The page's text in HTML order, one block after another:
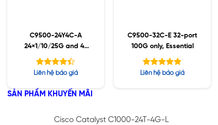
C9500-24Y4C-A
24×1/10/25G and 4-
port 40/100G,
Được xếp
5 sao
Liên hệ báo giá
C9500-32C-E 32-port
100G only, Essential
Được xếp
Liên hệ báo giá
SẢN PHẨM KHUYẾN MÃI
Cisco Catalyst C1000-24T-4G-L